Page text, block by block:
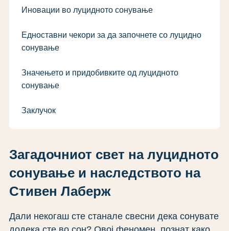
Загадочниот свет на луцидното
сонување и наследството на
Стивен Лаберж
Дали некогаш сте станале свесни дека сонувате
Иновации во луцидното сонување
Едноставни чекори за да започнете со луцидно
сонување
Значењето и придобивките од луцидното
сонување
Заклучок